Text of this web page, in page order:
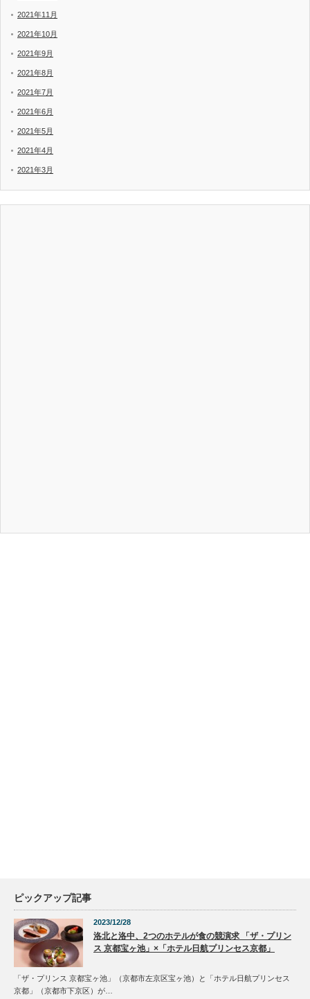
2021年11月
2021年10月
2021年9月
2021年8月
2021年7月
2021年6月
2021年5月
2021年4月
2021年3月
ピックアップ記事
2023/12/28
洛北と洛中、2つのホテルが食の競演求 「ザ・プリン
ス 京都宝ヶ池」×「ホテル日航プリンセス京都」
「ザ・プリンス 京都宝ヶ池」（京都市左京区宝ヶ池）と「ホテル日航プリンセス
京都」（京都市下京区）が…